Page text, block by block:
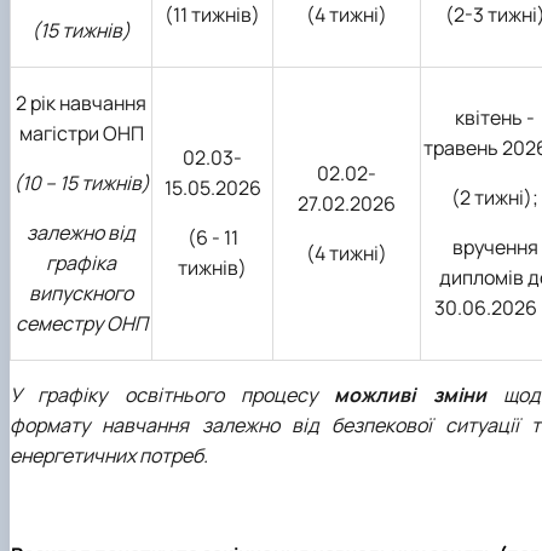
(15 тижнів)
(11 тижнів)
(4 тижні)
(2-3
2 рік навчання
магістри ОНП
(10 – 15 тижнів)
залежно від
графіка
випускного
семестру ОНП
02.03-
15.05.2026
(6 - 11
тижнів)
02.02-
27.02.2026
(4 тижні)
квітень -
травень
(2 тижні);
вручення
дипломів
30.06.2026
У графіку освітнього процесу можливі зміни
формату навчання залежно від безпекової ситуації
енергетичних потреб.